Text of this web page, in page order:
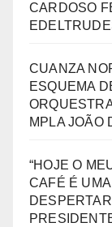
CARDOSO
CUANZA
ESQUEMA
MPLA JOÃO
“HOJE O
CAFÉ É